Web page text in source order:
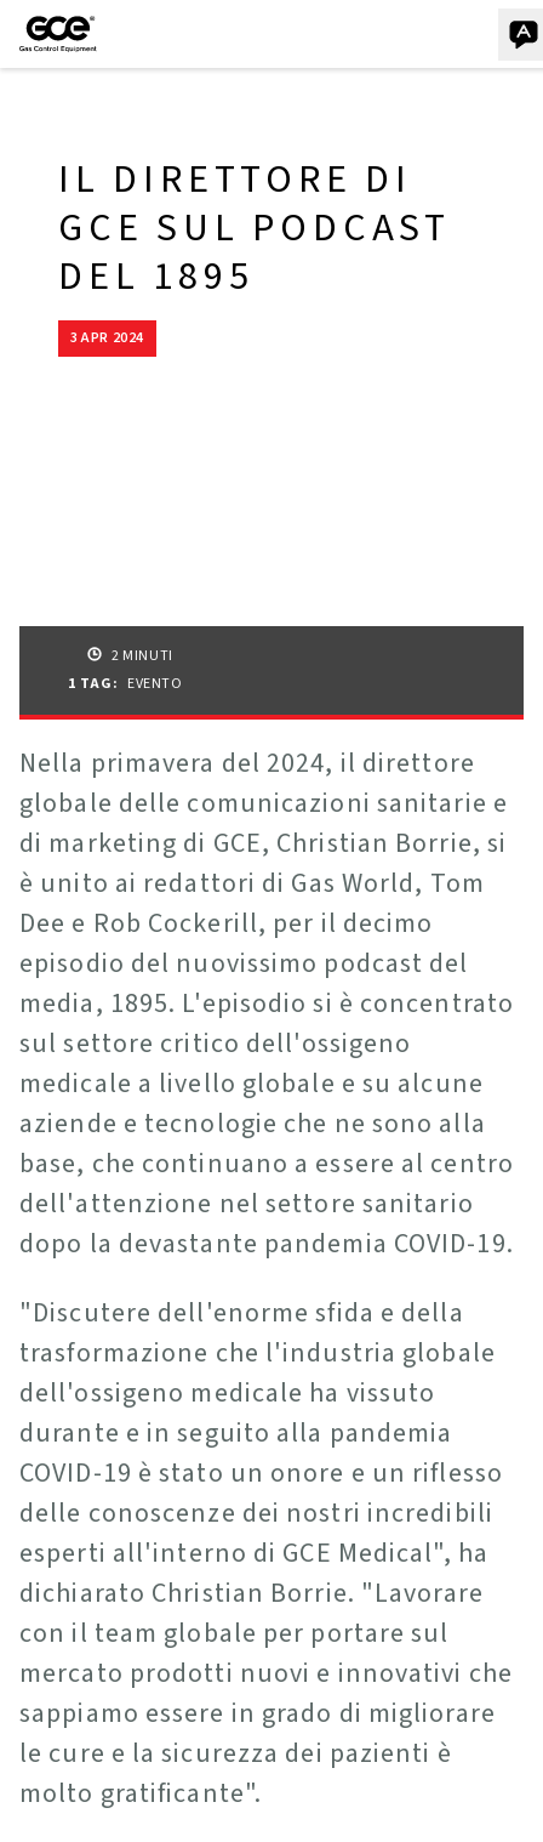
IL DIRETTORE DI
GCE SUL PODCAST
DEL 1895
3 APR 2024
2 MINUTI
1 TAG: EVENTO
Nella primavera del 2024, il direttore
globale delle comunicazioni sanitarie e
di marketing di GCE, Christian Borrie, si
è unito ai redattori di Gas World, Tom
Dee e Rob Cockerill, per il decimo
episodio del nuovissimo podcast del
media, 1895. L'episodio si è concentrato
sul settore critico dell'ossigeno
medicale a livello globale e su alcune
aziende e tecnologie che ne sono alla
base, che continuano a essere al centro
dell'attenzione nel settore sanitario
dopo la devastante pandemia COVID-19.
"Discutere dell'enorme sfida e della
trasformazione che l'industria globale
dell'ossigeno medicale ha vissuto
durante e in seguito alla pandemia
COVID-19 è stato un onore e un riflesso
delle conoscenze dei nostri incredibili
esperti all'interno di GCE Medical", ha
dichiarato Christian Borrie. "Lavorare
con il team globale per portare sul
mercato prodotti nuovi e innovativi che
sappiamo essere in grado di migliorare
le cure e la sicurezza dei pazienti è
molto gratificante".